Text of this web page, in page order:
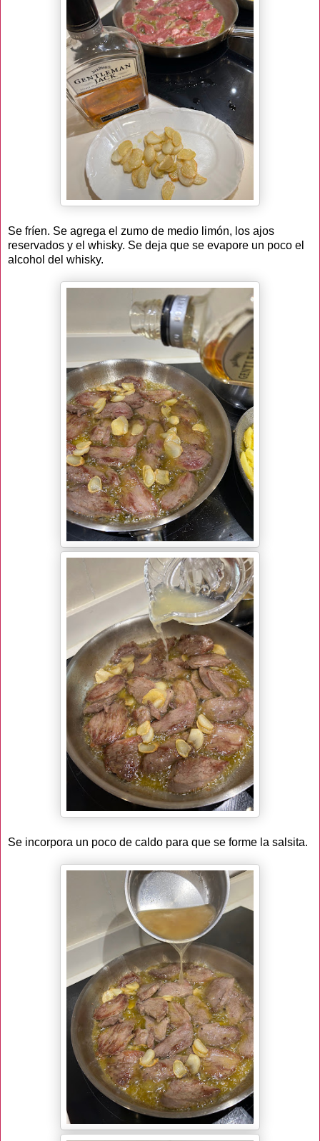
Se fríen. Se agrega el zumo de medio limón, los ajos
reservados y el whisky. Se deja que se evapore un poco el
alcohol del whisky.
Se incorpora un poco de caldo para que se forme la salsita.